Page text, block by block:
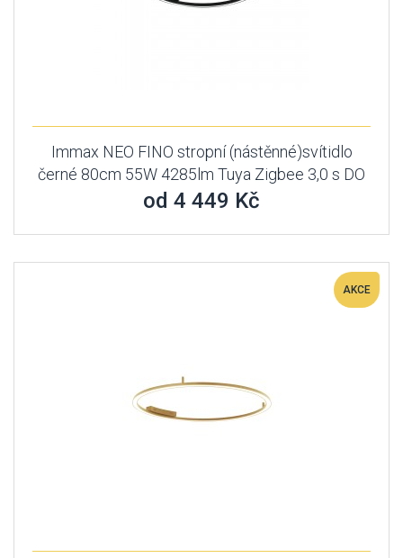
Immax NEO FINO stropní (nástěnné)svítidlo
černé 80cm 55W 4285lm Tuya Zigbee 3,0 s DO
od 4 449 Kč
AKCE